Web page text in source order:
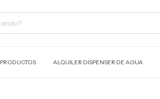
PRODUCTOS ALQUILER DISPENSER DE AGUA